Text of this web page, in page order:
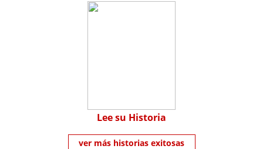
Lee su Historia
ver más historias exitosas